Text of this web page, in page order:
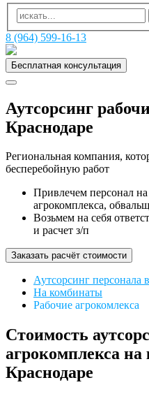
8 (964) 599-16-13
Бесплатная консультация
Аутсорсинг
Краснодаре
Региональная компания,
бесперебойную работ
Привлечем персонал
агрокомплекса,
Возьмем на себя
и расчет з/п
Заказать расчёт стоимости
Аутсорсинг персонала
На комбинаты
Рабочие агрокомлекса
Стоимость
агрокомплекса
Краснодаре